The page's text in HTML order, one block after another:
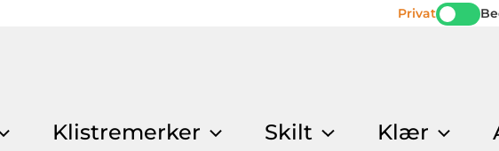
Privat
Klistremerker Skilt Klær